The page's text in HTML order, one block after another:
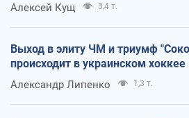
Алексей Кущ 3,4 т.
Выход в элиту ЧМ и триумф
происходит в украинском хоккее
Александр Липенко 1,3 т.